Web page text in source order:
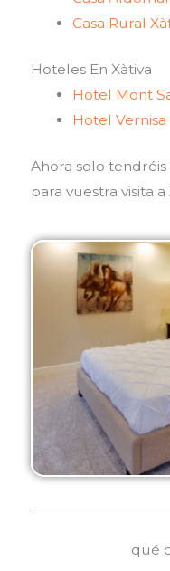
Casa Rural
Hoteles En Xàtiva
Hotel Mont
Hotel Vernisa
Ahora solo
para vuestra visita a
qué